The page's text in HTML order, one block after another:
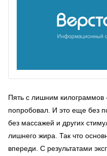
Пять с лишним килограммов
попробовал. И это еще без
без массажей и других
лишнего жира. Так что
впереди. С результатами